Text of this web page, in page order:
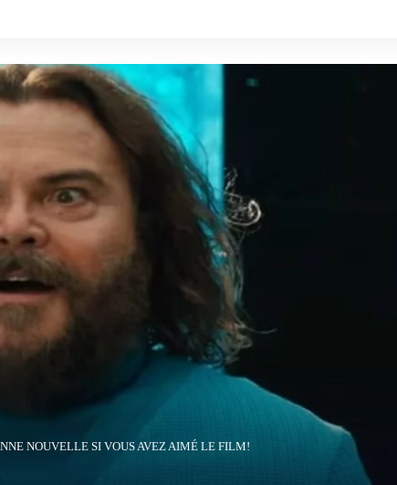
NOUVELLE SI VOUS AVEZ AIMÉ LE FILM!